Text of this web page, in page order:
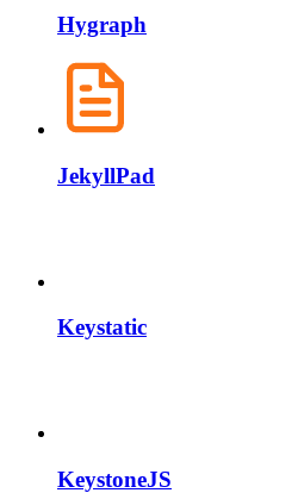
Hygraph
JekyllPad
Keystatic
KeystoneJS